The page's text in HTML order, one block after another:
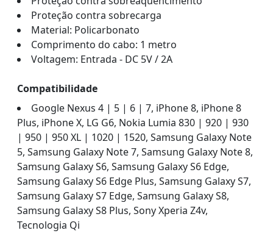
Proteção contra sobrecarga
Material: Policarbonato
Comprimento do cabo: 1 metro
Voltagem: Entrada - DC 5V / 2A
Compatibilidade
Google Nexus 4 | 5 | 6 | 7, iPhone 8, iPhone 8
Plus, iPhone X, LG G6, Nokia Lumia 830 | 920 | 930
| 950 | 950 XL | 1020 | 1520, Samsung Galaxy Note
5, Samsung Galaxy Note 7, Samsung Galaxy Note 8,
Samsung Galaxy S6, Samsung Galaxy S6 Edge,
Samsung Galaxy S6 Edge Plus, Samsung Galaxy S7,
Samsung Galaxy S7 Edge, Samsung Galaxy S8,
Samsung Galaxy S8 Plus, Sony Xperia Z4v,
Tecnologia Qi